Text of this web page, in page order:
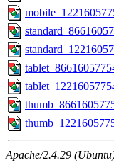
Apache/2.4.29